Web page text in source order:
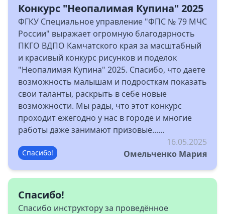
Конкурс "Неопалимая Купина" 2025
ФГКУ Специальное управление "ФПС № 79 МЧС
России" выражает огромную благодарность
ПКГО ВДПО Камчатского края за масштабный
и красивый конкурс рисунков и поделок
"Неопалимая Купина" 2025. Спасибо, что даете
возможность малышам и подросткам показать
свои таланты, раскрыть в себе новые
возможности. Мы рады, что этот конкурс
проходит ежегодно у нас в городе и многие
работы даже занимают призовые......
Спасибо!
16.05.2025
Омельченко Мария
Спасибо!
Спасибо инструктору за проведённое